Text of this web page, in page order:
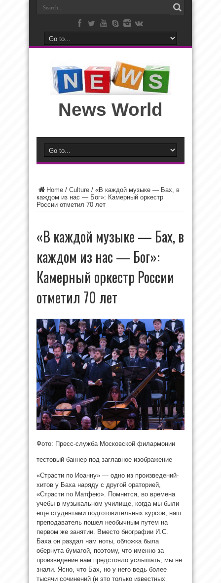
News World
Home / Culture / «В каждой музыке — Бах, в
каждом из нас — Бог»: Камерный оркестр
России отметил 70 лет
«В каждой музыке — Бах, в
каждом из нас — Бог»:
Камерный оркестр России
отметил 70 лет
Фото: Пресс-служба Московской филармонии
тестовый баннер под заглавное изображение
«Страсти по Иоанну» — одно из произведений-
хитов у Баха наряду с другой ораторией,
«Страсти по Матфею». Помнится, во времена
учебы в музыкальном училище, когда мы были
еще студентами подготовительных курсов, наш
преподаватель пошел необычным путем на
первом же занятии. Вместо биографии И.С.
Баха он раздал нам ноты, обложка была
обернута бумагой, поэтому, что именно за
произведение нам предстояло услышать, мы не
знали. Ясно, что Бах, но у него ведь более
тысячи сочинений (и это только известных